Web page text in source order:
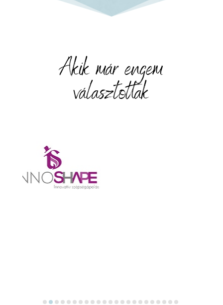
Akik már engem
választottak